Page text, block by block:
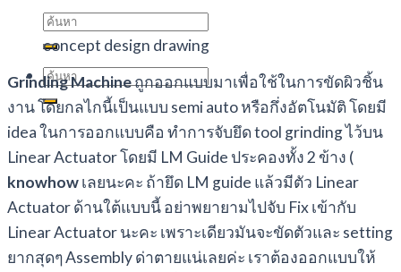
Search
for:
Search
for:
concept design drawing
Grinding Machineถูกออกแบบมาเพื่อใช้ในการขัดผิวชิ้น
งาน โดยกลไกนี้เป็นแบบ semi auto หรือกึ่งอัตโนมัติ โดยมี
idea ในการออกแบบคือ ทำการจับยึด tool grinding ไว้บน
Linear Actuator โดยมี LM Guide ประคองทั้ง 2 ข้าง (
knowhowเลยนะคะ ถ้ายึด LM guide แล้วมีตัว Linear
Actuator ด้านใต้แบบนี้ อย่าพยายามไปจับ Fix เข้ากับ
Linear Actuator นะคะ เพราะเดียวมันจะขัดตัวและ setting
ยากสุดๆ Assembly ด่าตายแน่เลยค่ะ เราต้องออกแบบให้